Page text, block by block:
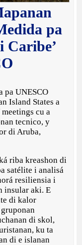
pa
Caribe’
pa UNESCO
Island States a
cu a
tecnico, y
di Aruba,
riba kreashon di
satélite i analisá
resiliensia i
insular aki. E
di kalor
di skol,
ku ta
di e islanan